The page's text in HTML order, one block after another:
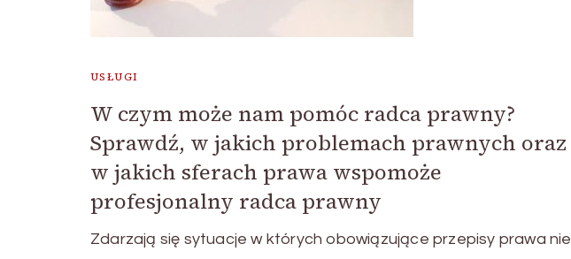
USŁUGI
W czym może nam pomóc radca prawny?
Sprawdź, w jakich problemach prawnych oraz
w jakich sferach prawa wspomoże
profesjonalny radca prawny
Zdarzają się sytuacje w których obowiązujące przepisy prawa nie